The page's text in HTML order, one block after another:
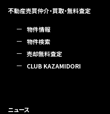
不動産売買仲介・買取・無料査定
物件情報
物件検索
売却無料査定
CLUB KAZAMIDORI
ニュース